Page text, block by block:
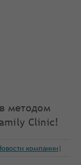
методом
Clinic!
компании |